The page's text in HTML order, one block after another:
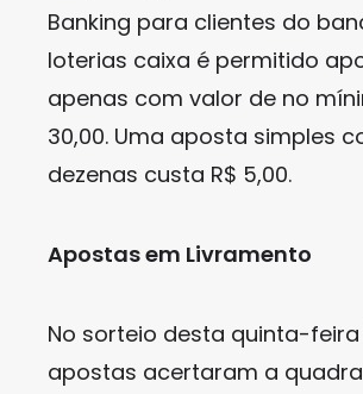
Banking para clientes do
loterias caixa é permitido
apenas com valor de no
30,00. Uma aposta simples
dezenas custa R$ 5,00.
Apostas em Livramento
No sorteio desta quinta-feira
apostas acertaram a